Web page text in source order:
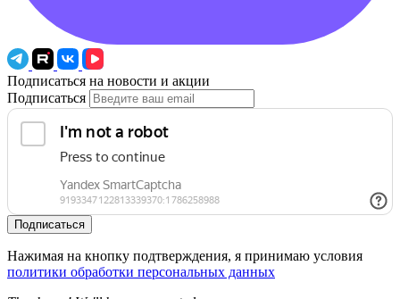
Подписаться на новости и акции
Подписаться
Подписаться
Нажимая на кнопку подтверждения, я принимаю условия
политики обработки персональных данных